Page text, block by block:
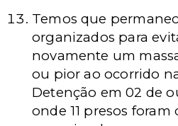
Temos que
organizados para
novamente um
ou pior ao ocorrido
Detenção em 02 de
onde 11 presos